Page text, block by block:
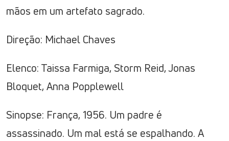
mãos em um artefato sagrado.
Direção: Michael Chaves
Elenco: Taissa Farmiga, Storm Reid, Jonas
Bloquet, Anna Popplewell
Sinopse: França, 1956. Um padre é
assassinado. Um mal está se espalhando. A